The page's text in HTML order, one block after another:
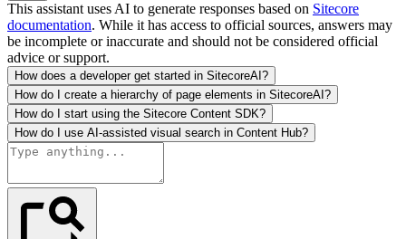
This assistant uses AI to generate responses based on Sitecore
documentation. While it has access to official sources, answers may
be incomplete or inaccurate and should not be considered official
advice or support.
How does a developer get started in SitecoreAI?
How do I create a hierarchy of page elements in SitecoreAI?
How do I start using the Sitecore Content SDK?
How do I use AI-assisted visual search in Content Hub?